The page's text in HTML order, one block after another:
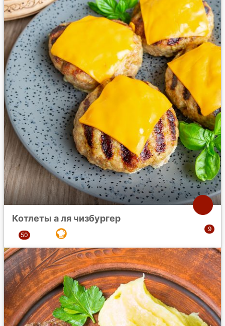
Котлеты а ля чизбургер